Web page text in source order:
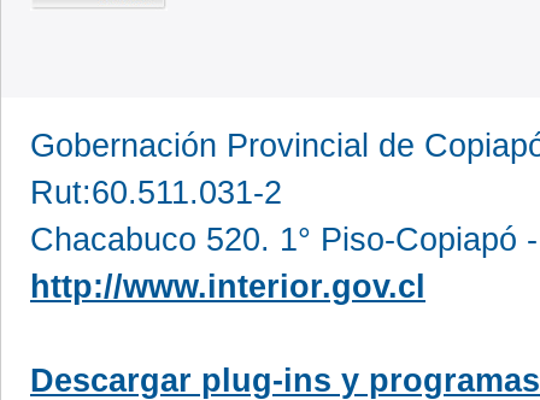
Gobernación Provincial de
Rut:60.511.031-2
Chacabuco 520. 1° Piso-Copiapó
http://www.interior.gov.cl
Descargar plug-ins y